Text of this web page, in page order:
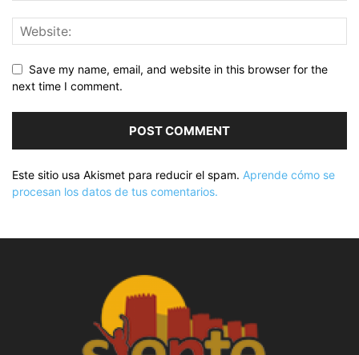
Save my name, email, and website in this browser for the
next time I comment.
Este sitio usa Akismet para reducir el spam. Aprende cómo se
procesan los datos de tus comentarios.